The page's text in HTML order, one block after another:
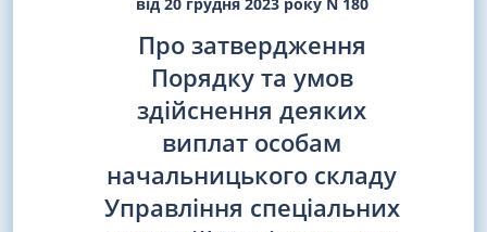
від 20 грудня 2023 року N 180
Про затвердження
Порядку та умов
здійснення деяких
виплат особам
начальницького складу
Управління спеціальних